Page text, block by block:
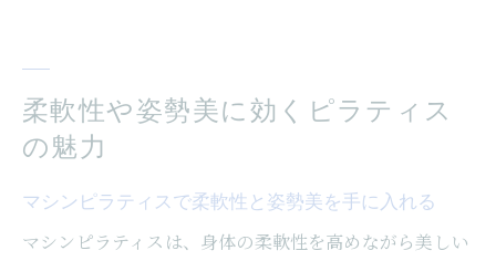
柔軟性や姿勢美に効くピラティス
の魅力
マシンピラティスで柔軟性と姿勢美を手に入れる
マシンピラティスは、身体の柔軟性を高めながら美しい